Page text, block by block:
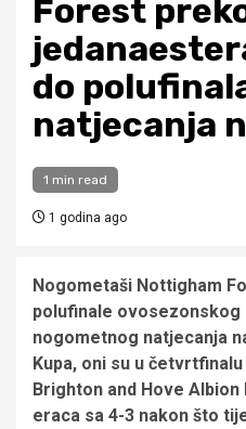
Forest
do
natjecanja
1 min read
1 godina ago
Nogometaši Nottigham
polufinale ovosezonskog
nogometnog natjecanja
Kupa, oni su u
Brighton and Hove
eraca sa 4-3 nakon što